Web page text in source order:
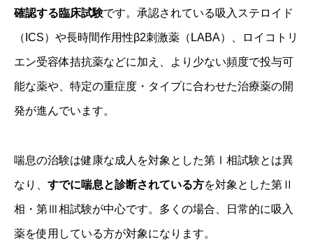
確認する臨床試験です。承認されている吸入ステロイド
（ICS）や長時間作用性β2刺激薬（LABA）、ロイコトリ
エン受容体拮抗薬などに加え、より少ない頻度で投与可
能な薬や、特定の重症度・タイプに合わせた治療薬の開
発が進んでいます。
喘息の治験は健康な成人を対象とした第Ⅰ相試験とは異
なり、 すでに喘息と診断されている方を対象とした第Ⅱ
相・第Ⅲ相試験が中心です。多くの場合、日常的に吸入
薬を使用している方が対象になります。